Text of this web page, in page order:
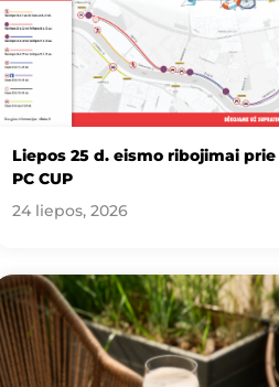
Liepos 25 d. eismo ribojimai prie
PC CUP
24 liepos, 2026